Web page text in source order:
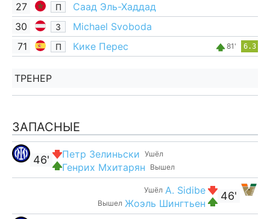
27
П
Саад Эль-Хаддад
30
З
Michael Svoboda
71
П Кике Перес 81' 6.3
ТРЕНЕР
ЗАПАСНЫЕ
Ушёл
Петр Зелиньски
Вышел
Генрих Мхитарян
46'
46'
Ушёл A. Sidibe
Вышел Жоэль Шингтьен